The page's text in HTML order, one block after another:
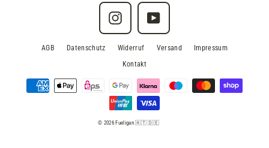
Instagram YouTube
AGB Datenschutz Widerruf Versand
Impressum
Kontakt
© 2026 Fueligan 🇦🇹 🇩🇪